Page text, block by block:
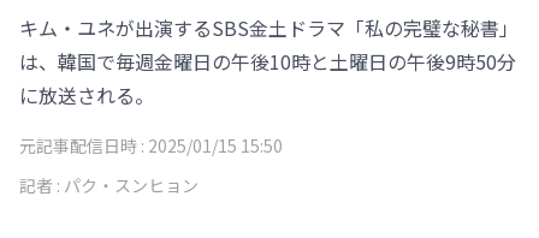
キム・ユネが出演するSBS金土ドラマ「私の完璧な秘書」
は、韓国で毎週金曜日の午後10時と土曜日の午後9時50分
に放送される。
元記事配信日時 : 2025/01/15 15:50
記者 : パク・スンヒョン